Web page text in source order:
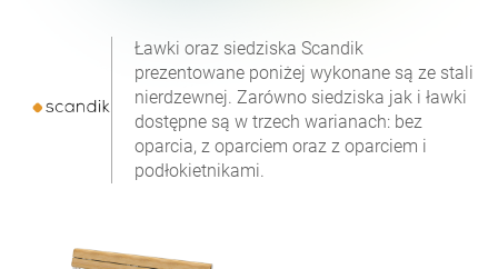
Ławki oraz siedziska Scandik
prezentowane poniżej wykonane są ze stali
nierdzewnej. Zarówno siedziska jak i ławki
dostępne są w trzech warianach: bez
oparcia, z oparciem oraz z oparciem i
podłokietnikami.